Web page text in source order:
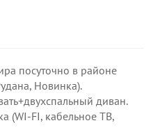
посуточно в районе
Новинка).
диван.
(WI-FI, кабельное ТВ,